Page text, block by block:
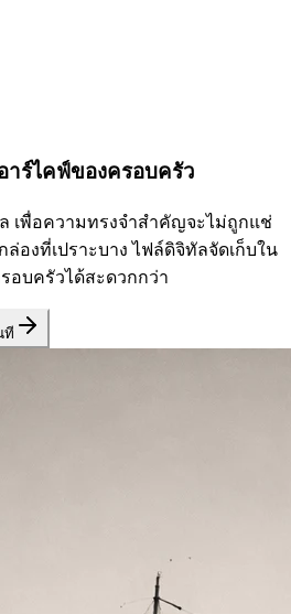
าร์ไคฟ์ของครอบครัว
เพื่อความทรงจำสำคัญจะไม่ถูกแช่
องที่เปราะบาง ไฟล์ดิจิทัลจัดเก็บใน
อบครัวได้สะดวกกว่า
ที